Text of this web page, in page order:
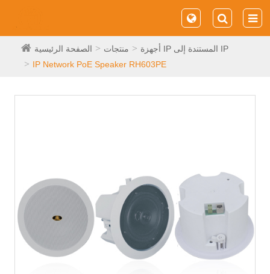
الصفحة الرئيسية منتجات
أجهزة IP المستندة إلى IP
IP Network PoE Speaker RH603PE